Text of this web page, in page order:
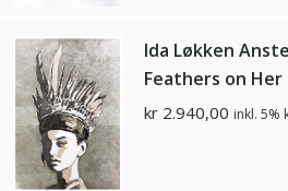
Ida Løkken
Feathers on Her
kr 2.940,00 inkl. 5%